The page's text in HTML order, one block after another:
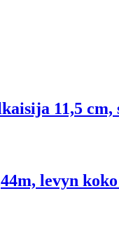
11,5 cm,
levyn